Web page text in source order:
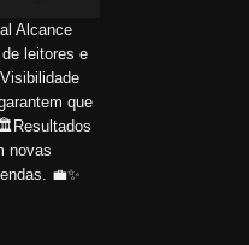
Alcance
leitores e
que
novas
💼✨